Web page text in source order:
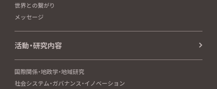
世界との繋がり
メッセージ
活動・研究内容
国際関係・地政学・地域研究
社会システム・ガバナンス・イノベーション